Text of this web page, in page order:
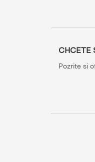
CHCETE
Pozrite si